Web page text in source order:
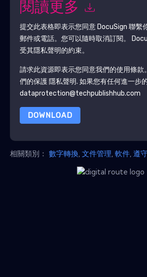
閱讀更多
提交此表格即表示您同意 DocuSign 聯繫
郵件或電話。您可以隨時取消訂閱。
受其隱私聲明的約束。
請求此資源即表示您同意我們的使用條款
們的保護 隱私聲明. 如果您有任何進一步
dataprotection@techpublishhub.com
DOWNLOAD
相關類別： 數字轉換 文件管理 軟件 遵守